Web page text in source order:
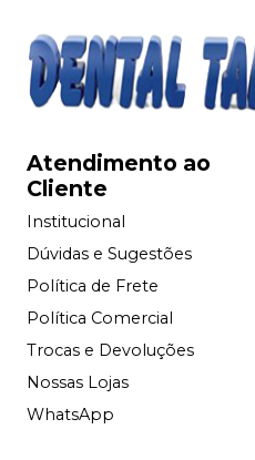
Atendimento ao
Cliente
Institucional
Dúvidas e Sugestões
Política de Frete
Política Comercial
Trocas e Devoluções
Nossas Lojas
WhatsApp